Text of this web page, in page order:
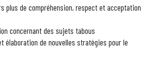
plus de compréhension, respect et acceptation
concernant des sujets tabous
de nouvelles stratégies pour le